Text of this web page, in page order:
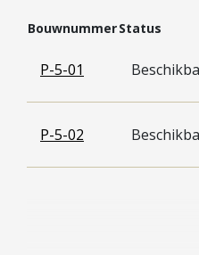
BouwnummerStatus
P-5-01
P-5-02